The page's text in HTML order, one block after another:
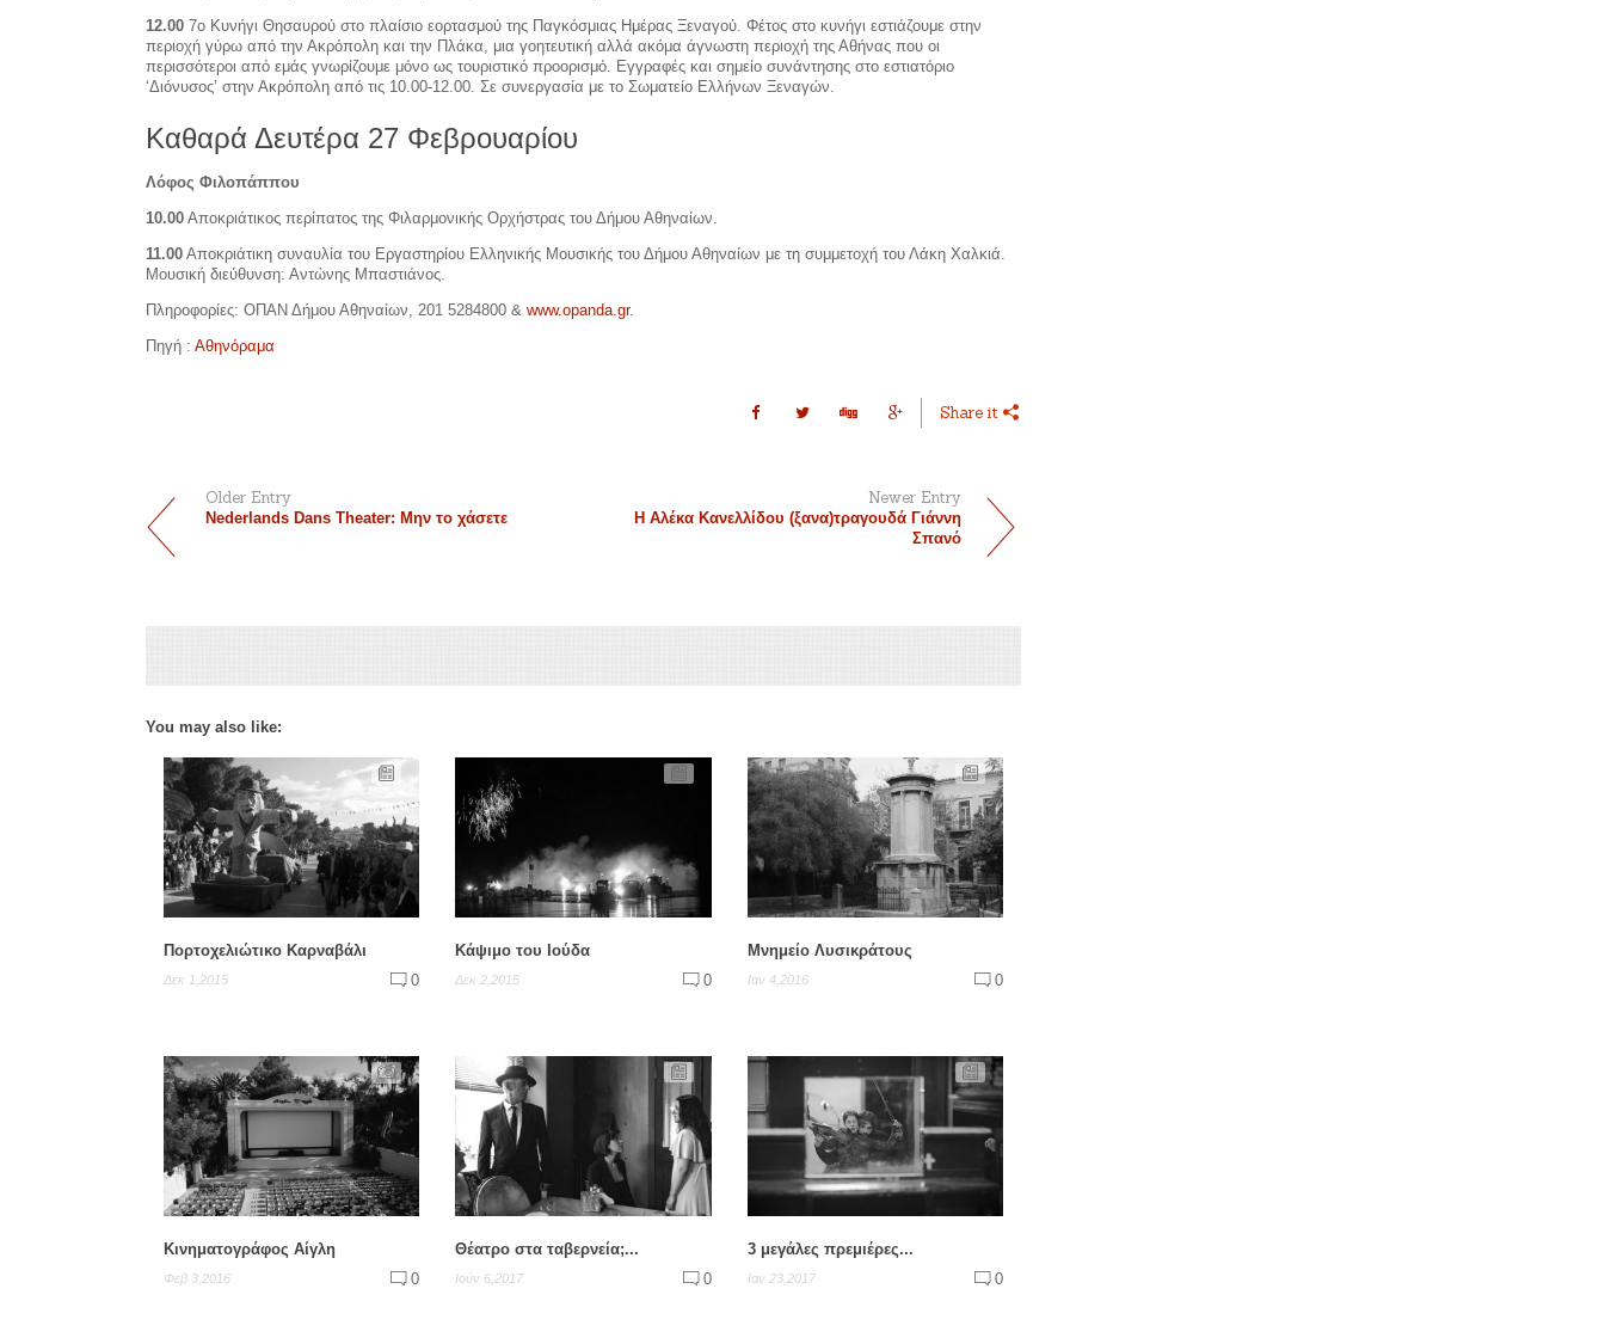
12.00 7ο Κυνήγι Θησαυρού στο πλαίσιο εορτασμού της Παγκόσμιας Ημέρας Ξεναγού. Φέτος στο κυνήγι εστιάζουμε στην
περιοχή γύρω από την Ακρόπολη και την Πλάκα, μια γοητευτική αλλά ακόμα άγνωστη περιοχή της Αθήνας που οι
περισσότεροι από εμάς γνωρίζουμε μόνο ως τουριστικό προορισμό. Εγγραφές και σημείο συνάντησης στο εστιατόριο
‘Διόνυσος’ στην Ακρόπολη από τις 10.00-12.00. Σε συνεργασία με το Σωματείο Ελλήνων Ξεναγών.
Καθαρά Δευτέρα 27 Φεβρουαρίου
Λόφος Φιλοπάππου
10.00 Αποκριάτικος περίπατος της Φιλαρμονικής Ορχήστρας του Δήμου Αθηναίων.
11.00 Αποκριάτικη συναυλία του Εργαστηρίου Ελληνικής Μουσικής του Δήμου Αθηναίων με τη συμμετοχή του Λάκη Χαλκιά.
Μουσική διεύθυνση: Αντώνης Μπαστιάνος.
Πληροφορίες: ΟΠΑΝ Δήμου Αθηναίων, 201 5284800 & www.opanda.gr.
Πηγή : Αθηνόραμα
Share it
Older Entry
Nederlands Dans Theater: Μην το χάσετε
Newer Entry
Η Αλέκα Κανελλίδου (ξανα)τραγουδά Γιάννη
Σπανό
You may also like:
Πορτοχελιώτικο Καρναβάλι
Δεκ 1,2015 0
Κάψιμο του Ιούδα
Δεκ 2,2015 0
Μνημείο Λυσικράτους
Ιαν 4,2016 0
Κινηματογράφος Αίγλη
Φεβ 3,2016 0
Θέατρο στα ταβερνεία;...
Ιούν 6,2017 0
3 μεγάλες πρεμιέρες...
Ιαν 23,2017 0